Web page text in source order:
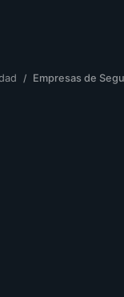
Empresas de